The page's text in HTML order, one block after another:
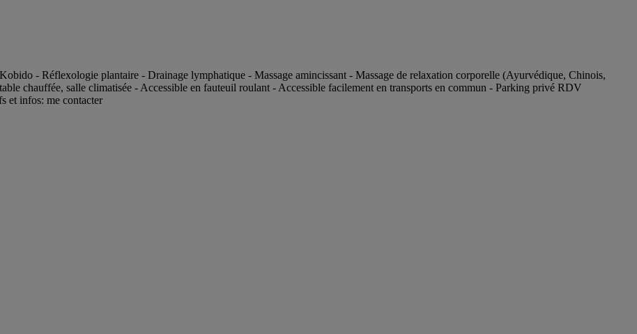
- Réflexologie plantaire - Drainage lymphatique - Massage amincissant - Massage de relaxation corporelle (Ayurvédique, Chinois,
chauffée, salle climatisée - Accessible en fauteuil roulant - Accessible facilement en transports en commun - Parking privé RDV
et infos: me contacter